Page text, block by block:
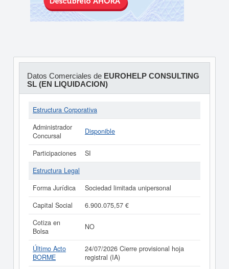
Datos Comerciales de EUROHELP CONSULTING
SL (EN LIQUIDACION)
Estructura Corporativa
Administrador
Concursal
Disponible
Participaciones
SI
Estructura Legal
Forma Jurídica
Sociedad limitada unipersonal
Capital Social
6.900.075,57 €
Cotiza en
Bolsa
NO
Último Acto
BORME
24/07/2026 Cierre provisional hoja
registral (IA)